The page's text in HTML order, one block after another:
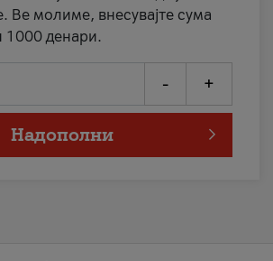
Ве молиме, внесувајте сума
1000 денари.
- +
Надополни